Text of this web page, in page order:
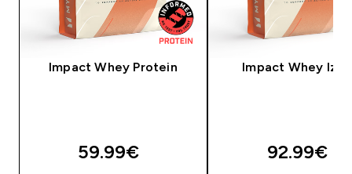
Impact Whey Protein
59.99€‎
Impact Whey
92.99€‎